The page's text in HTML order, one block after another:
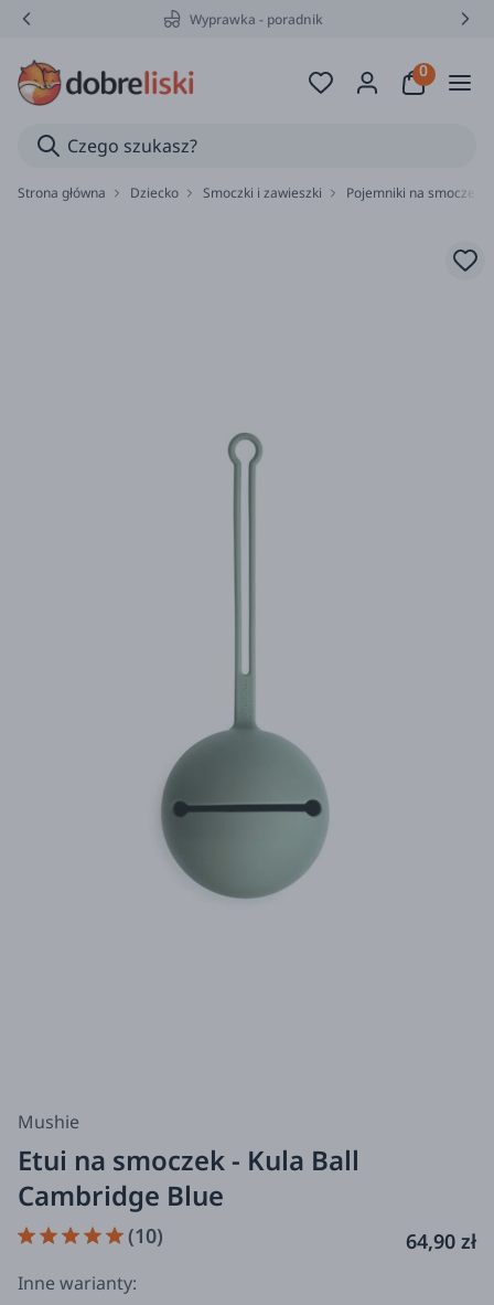
Wyprawka - poradnik
Strona główna Dziecko Smoczki i zawieszki Pojemniki na smoczek
Mushie
Etui na smoczek - Kula Ball
Cambridge Blue
(10) 64,90 zł
Inne warianty: